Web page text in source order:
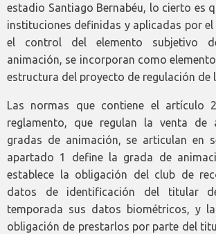
estadio Santiago Bernabéu, lo cierto es
instituciones definidas y aplicadas por el
el control del elemento subjetivo
animación, se incorporan como
estructura del proyecto de regulación de
Las normas que contiene el artículo
reglamento, que regulan la venta de
gradas de animación, se articulan en
apartado 1 define la grada de
establece la obligación del club de
datos de identificación del titular
temporada sus datos biométricos, y
obligación de prestarlos por parte del